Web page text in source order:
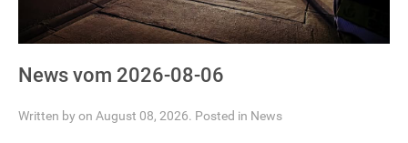
News vom 2026-08-06
Written by on August 08, 2026. Posted in News